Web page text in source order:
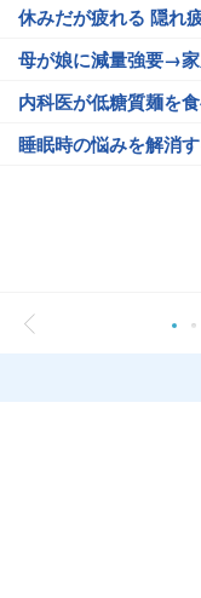
休みだが疲れる 隠れ
母が娘に減量強要→
内科医が低糖質麺を
睡眠時の悩みを解消